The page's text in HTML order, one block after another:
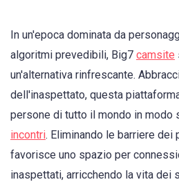
In un'epoca dominata da
algoritmi prevedibili, Big7 camsite
un'alternativa rinfrescante.
dell'inaspettato, questa
persone di tutto il mondo in modo
incontri. Eliminando le barriere
favorisce uno spazio per
inaspettati, arricchendo la vita dei